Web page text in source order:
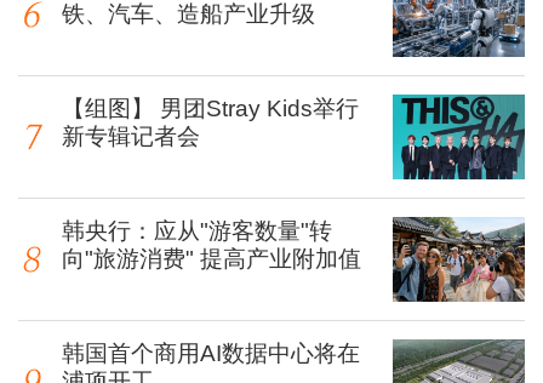
铁、汽车、造船产业升级
【组图】 男团Stray Kids举行
新专辑记者会
韩央行：应从"游客数量"转
向"旅游消费" 提高产业附加值
韩国首个商用AI数据中心将在